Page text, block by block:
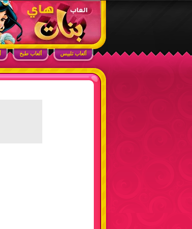
ألعاب بنات هاي – أفضل ألعاب
ابحث في الموقع
ألعاب تلبيس ألعاب طبخ